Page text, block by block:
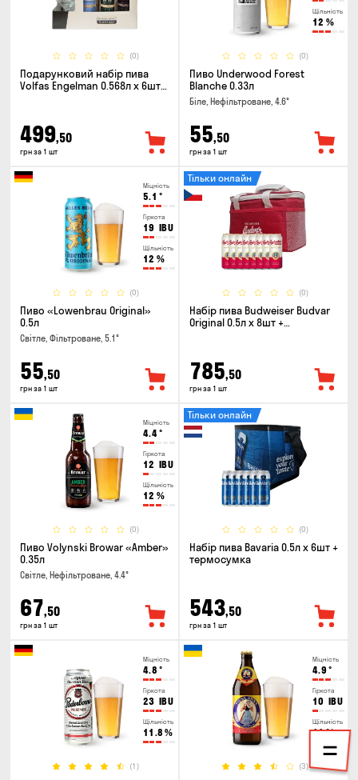
(0)
Подарунковий набір пива
Volfas Engelman 0.568л x 6шт +
499,50
грн за 1 шт
Щільність
12 %
(0)
Пиво Underwood Forest
Blanche 0.33л
Біле, Нефільтроване, 4.6°
55,50
грн за 1 шт
Міцність
5.1 °
Гіркота
19 IBU
Щільність
12 %
(0)
Пиво «Lowenbrau Original»
0.5л
Світле, Фільтроване, 5.1°
55,50
грн за 1 шт
(0)
Тільки онлайн
Набір пива Budweiser Budvar
Original 0.5л х 8шт +
785,50
грн за 1 шт
Міцність
4.4°
Гіркота
12 IBU
Щільність
12 %
(0)
Пиво Volynski Browar «Amber»
0.35л
Світле, Нефільтроване, 4.4°
67,50
грн за 1 шт
(0)
Тільки онлайн
Набір пива Bavaria 0.5л х 6шт +
термосумка
543,50
грн за 1 шт
Міцність
4.8 °
Гіркота
23 IBU
Щільність
11.8 %
(1)
Міцність
4.9 °
Гіркота
10 IBU
Щільність
11%
(3)